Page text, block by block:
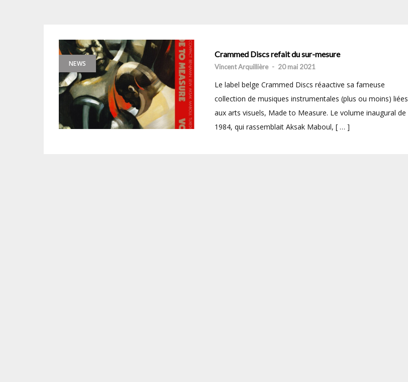
NEWS
Crammed Discs refait du sur-mesure
Vincent Arquillière - 20 mai 2021
Le label belge Crammed Discs réaactive sa fameuse
collection de musiques instrumentales (plus ou moins) liées
aux arts visuels, Made to Measure. Le volume inaugural de
1984, qui rassemblait Aksak Maboul, [ … ]